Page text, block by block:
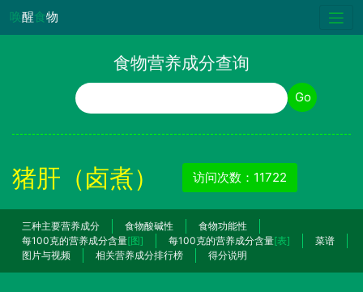
唤醒食物
食物营养成分查询
食物名称 Go
猪肝（卤煮） 访问次数：11722
三种主要营养成分 食物酸碱性
食物功能性
每100克的营养成分含量[图] 每100克的营养成分含量[表]
菜谱
图片与视频
相关营养成分排行榜 得分说明